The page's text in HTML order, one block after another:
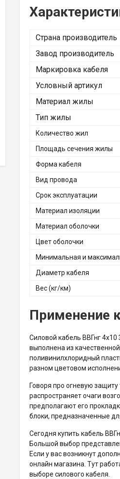
Страна производитель
Завод производитель
Маркировка кабеля
Условный артикул
Материал жилы
Тип жилы
Количество жил
Площадь сечения жилы
Форма кабеля
Вид провода
Срок эксплуатации
Материал изоляции
Материал оболочки
Цвет оболочки
Минимальная и
Диаметр кабеля
Вес (кг/км)
Применение
Силовой кабель ВВГнг
выполнена из
поливинилхлоридный
разном цветовом
Говоря про огневую
распространяет очаги
предполагают его
блоки, предназначенные
Сегодня купить кабель
Большой выбор
Если у вас возникнут
онлайн магазина. Тут
выборе силового кабеля.